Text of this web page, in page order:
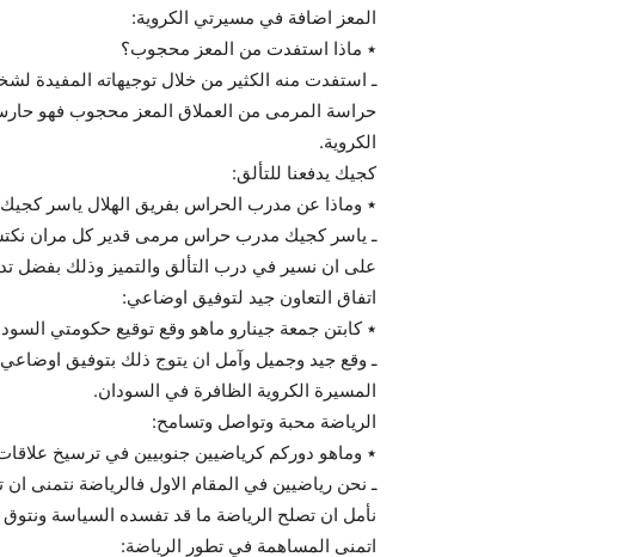
المعز اضافة في مسيرتي الكروية:
٭ ماذا استفدت من المعز محجوب؟
ـ استفدت منه الكثير من خلال توجيهاته المفيدة
حراسة المرمى من العملاق المعز محجوب فهو
الكروية.
كجيك يدفعنا للتألق:
٭ وماذا عن مدرب الحراس بفريق الهلال ياسر
ـ ياسر كجيك مدرب حراس مرمى قدير كل مران
على ان نسير في درب التألق والتميز وذلك بفضل
اتفاق التعاون جيد لتوفيق اوضاعي:
٭ كابتن جمعة جينارو ماهو وقع توقيع حكومتي
ـ وقع جيد وجميل وآمل ان يتوج ذلك بتوفيق اوضاعي
المسيرة الكروية الظافرة في السودان.
الرياضة محبة وتواصل وتسامح:
٭ وماهو دوركم كرياضيين جنوبيين في ترسيخ
ـ نحن رياضيين في المقام الاول فالرياضة نتمنى
نأمل ان تصلح الرياضة ما قد تفسده السياسة
اتمنى المساهمة في تطور الرياضة: